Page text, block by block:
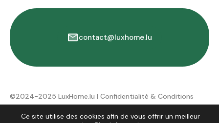
contact@luxhome.lu
©2024-2025 LuxHome.lu | Confidentialité & Conditions
d'utilisation
Ce site utilise des cookies afin de vous offrir un meilleur